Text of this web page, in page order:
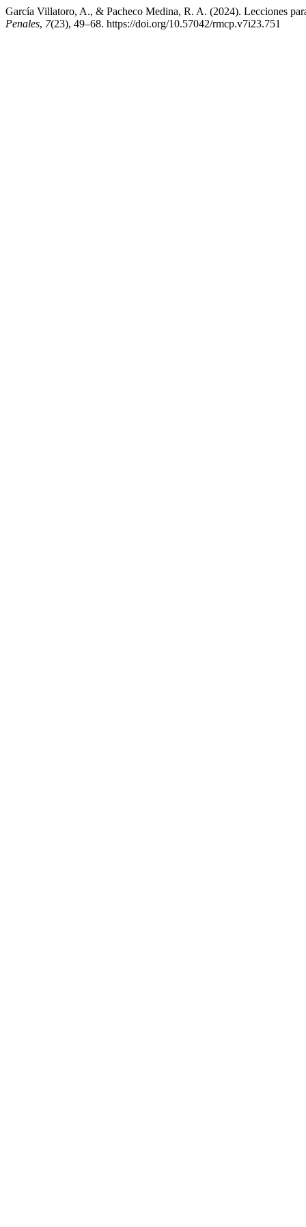
García Villatoro, A., & Pacheco Medina, R. A. (2024). Lecciones
Penales, 7(23), 49–68. https://doi.org/10.57042/rmcp.v7i23.751